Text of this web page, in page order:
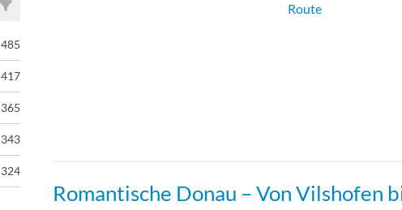
485
417
365
343
324
Route
Romantische Donau – Von Vilshofen